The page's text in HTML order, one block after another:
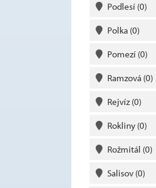
Podlesí (0)
Polka (0)
Pomezí (0)
Ramzová (0)
Rejvíz(0)
Rokliny (0)
Rožmitál (0)
Salisov (0)